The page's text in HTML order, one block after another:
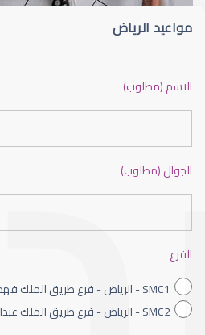
ضعف نظر الاطفال
مواعيد الرياض
الاسم (مطلوب)
الجوال (مطلوب)
الفرع
SMC1 - الرياض - فرع طريق الملك فهد
SMC2 - الرياض - فرع طريق الملك عبدالله